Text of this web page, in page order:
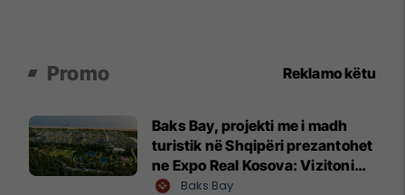
Promo Reklamo këtu
Baks Bay, projekti me i madh
turistik në Shqipëri prezantohet
ne Expo Real Kosova: Vizitoni
shtandin dhe zbuloni
Baks Bay